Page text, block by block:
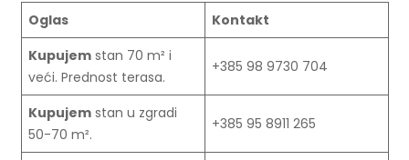
Oglas
Kontakt
Kupujemstan 70 m² i
veći. Prednost terasa.
+385 98 9730 704
Kupujemstan u zgradi
50-70 m².
+385 95 8911 265